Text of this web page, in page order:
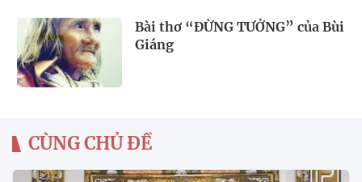
Bài thơ “ĐỪNG TƯỞNG” của Bùi
Giáng
CÙNG CHỦ ĐỀ